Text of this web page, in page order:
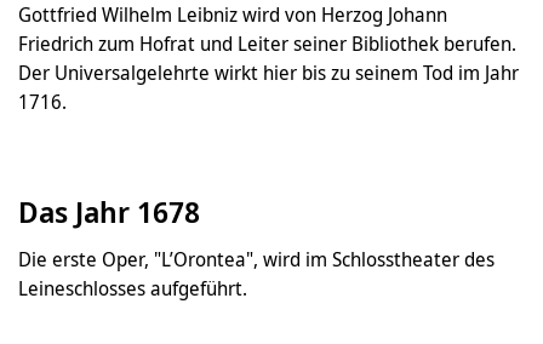
Gottfried Wilhelm Leibniz wird von Herzog Johann
Friedrich zum Hofrat und Leiter seiner Bibliothek berufen.
Der Universalgelehrte wirkt hier bis zu seinem Tod im Jahr
1716.
Das Jahr 1678
Die erste Oper, "L’Orontea", wird im Schlosstheater des
Leineschlosses aufgeführt.